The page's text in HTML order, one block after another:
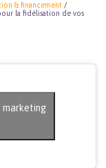
& financement /
la fidélisation de vos
marketing